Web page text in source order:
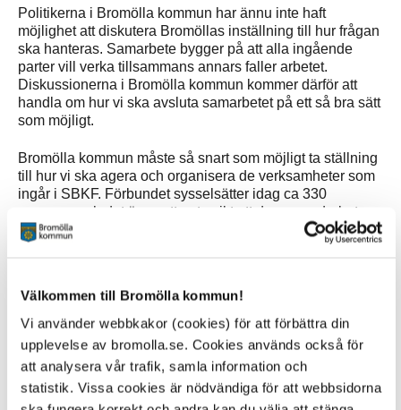
Välkommen till Bromölla kommun!
Vi använder webbkakor (cookies) för att förbättra din
upplevelse av bromolla.se. Cookies används också för
att analysera vår trafik, samla information och
statistik. Vissa cookies är nödvändiga för att webbsidorna
Politikerna i Bromölla kommun har ännu inte haft
möjlighet att diskutera Bromöllas inställning till hur frågan
ska hanteras. Samarbete bygger på att alla ingående
parter vill verka tillsammans annars faller arbetet.
Diskussionerna i Bromölla kommun kommer därför att
handla om hur vi ska avsluta samarbetet på ett så bra sätt
som möjligt.
Bromölla kommun måste så snart som möjligt ta ställning
till hur vi ska agera och organisera de verksamheter som
ingår i SBKF. Förbundet sysselsätter idag ca 330
personer och det är av yttersta vikt att dessa medarbetare
så snart som möjligt får veta hur ägarkommunerna tänker
agera. Enligt förbundsordningen får avvecklingen ta max
är grundläggande verksamheter som kommunerna även
fortsättningsvis behöver för att kunna utföra sina uppdrag.
Vi har stor respekt för den oro som dagens besked skapar
hos berörda medarbetare. Bromölla kommun kommer att